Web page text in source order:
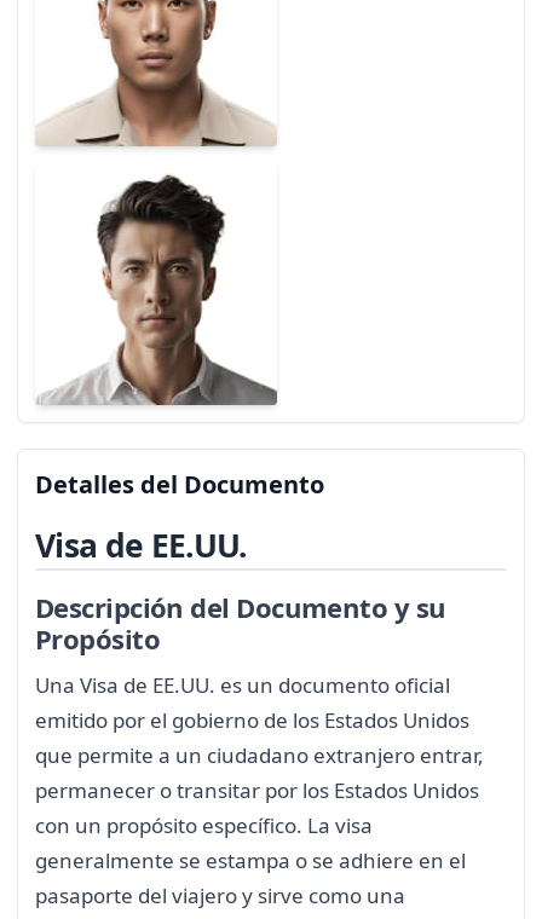
Detalles del Documento
Visa de EE.UU.
Descripción del Documento y su
Propósito
Una Visa de EE.UU. es un documento oficial
emitido por el gobierno de los Estados Unidos
que permite a un ciudadano extranjero entrar,
permanecer o transitar por los Estados Unidos
con un propósito específico. La visa
generalmente se estampa o se adhiere en el
pasaporte del viajero y sirve como una